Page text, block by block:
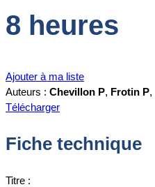
8 heures
Ajouter à ma liste
Auteurs : Chevillon P, Frotin P,
Télécharger
Fiche technique
Titre :